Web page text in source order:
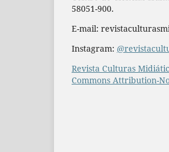
58051-900.
E-mail:
Instagram:
Revista Culturas
Commons Attribution-